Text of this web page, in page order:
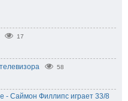
17
58
- Саймон Филлипс играет 33/8